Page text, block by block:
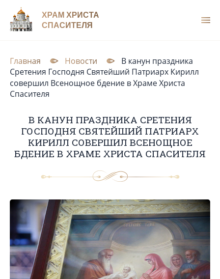
ХРАМ ХРИСТА
СПАСИТЕЛЯ
Главная Новости
В канун праздника
Сретения Господня Святейший Патриарх Кирилл
совершил Всенощное бдение в Храме Христа
Спасителя
В КАНУН ПРАЗДНИКА СРЕТЕНИЯ
ГОСПОДНЯ СВЯТЕЙШИЙ ПАТРИАРХ
КИРИЛЛ СОВЕРШИЛ ВСЕНОЩНОЕ
БДЕНИЕ В ХРАМЕ ХРИСТА СПАСИТЕЛЯ